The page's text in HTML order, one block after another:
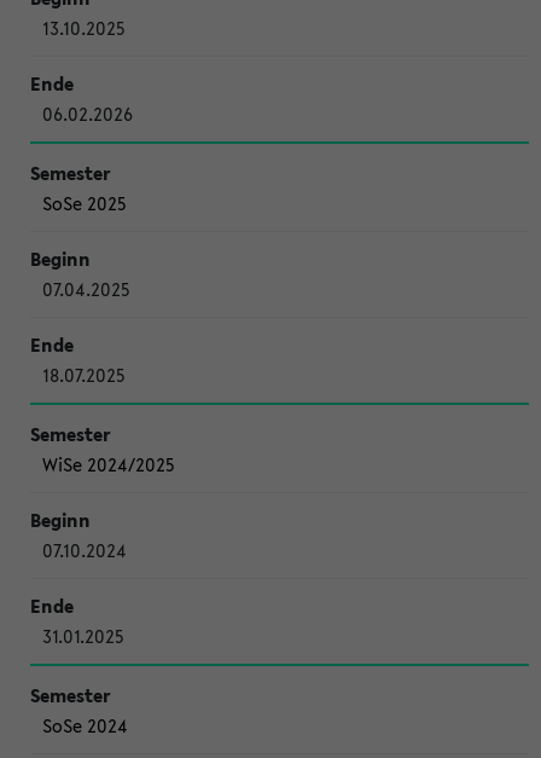
13.10.2025
06.02.2026
SoSe 2025
07.04.2025
18.07.2025
WiSe 2024/2025
07.10.2024
31.01.2025
SoSe 2024